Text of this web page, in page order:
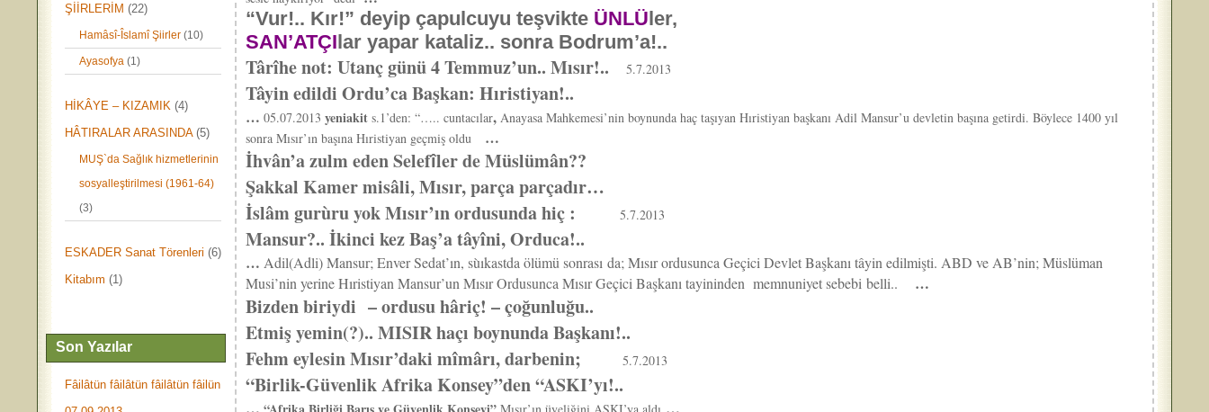
ŞİİRLERİM (22)
Hamâsî-Îslamî Şiirler (10)
Ayasofya (1)
HİKÂYE – KIZAMIK (4)
HÂTIRALAR ARASINDA(5)
MUŞ`da Sağlık hizmetlerinin
sosyalleştirilmesi (1961-64)
(3)
ESKADER Sanat Törenleri (6)
Kitabım (1)
Son Yazılar
Fâilâtün fâilâtün fâilâtün fâilün
“Vur!.. Kır!” deyip çapulcuyu teşvikte ÜNLÜler,
SAN’ATÇIlar yapar kataliz.. sonra Bodrum’a!..
Târîhe not: Utanç günü 4 Temmuz’un.. Mısır!.. 5.7.2013
Tâyin edildi Ordu’ca Başkan: Hıristiyan!..
…05.07.2013yeniakit s.1’den: “….. cuntacılar,Anayasa Mahkemesi’nin boynunda haç taşıyan Hıristiyan başkanı Adil Mansur’u devletin başına getirdi. Böylece 1400 yıl
sonra Mısır’ın başına Hıristiyan geçmiş oldu
…
İhvân’a zulm eden Selefîler de Müslümân??
Şakkal Kamer misâli, Mısır, parça parçadır…
İslâm gurùru yok Mısır’ın ordusunda hiç :
5.7.2013
Mansur?.. İkinci kez Baş’a tâyîni, Orduca!..
…Adil(Adli) Mansur; Enver Sedat’ın, sùıkastda ölümü sonrası da; Mısır ordusunca Geçici Devlet Başkanı tâyin edilmişti. ABD ve AB’nin; Müslüman
Musi’nin yerine Hıristiyan Mansur’un Mısır Ordusunca Mısır Geçici Başkanı tayininden memnuniyet sebebi belli..
…
Bizden biriydi –ordusu hâriç! – çoğunluğu..
Etmiş yemin(?).. MISIR haçı boynunda Başkanı!..
Fehm eylesin Mısır’daki mîmârı, darbenin;
5.7.2013
“Birlik-Güvenlik Afrika Konsey”den “ASKI’yı!..